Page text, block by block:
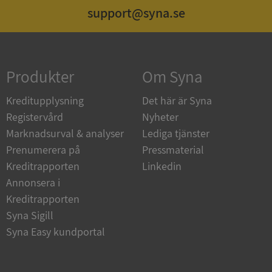
support@syna.se
Produkter
Kreditupplysning
Registervård
Marknadsurval & analyser
Prenumerera på
Kreditrapporten
Annonsera i
Kreditrapporten
Syna Sigill
Syna Easy kundportal
Om Syna
Det här är Syna
Nyheter
Lediga tjänster
Pressmaterial
Linkedin
Strikt nödvändiga kakor tillåter
kärnwebbplatsfunktioner som användarinloggning
och kontohantering. Webbplatsen kan inte
användas ordentligt utan strikt nödvändiga cookies.
Namn
Leverantör
Domän
Microsoft
Corporation